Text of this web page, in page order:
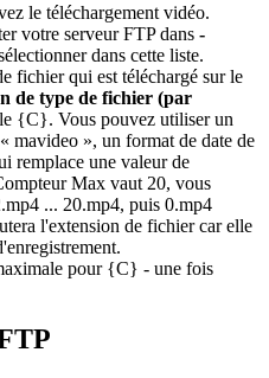
le téléchargement vidéo.
votre serveur FTP dans -
dans cette liste.
fichier qui est téléchargé sur le
de type de fichier (par
{C}. Vous pouvez utiliser un
mavideo », un format de date de
remplace une valeur de
Max vaut 20, vous
... 20.mp4, puis 0.mp4
l'extension de fichier car elle
pour {C} - une fois